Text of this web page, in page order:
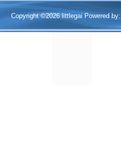
Copyright ©2026 littlegai Powered by: